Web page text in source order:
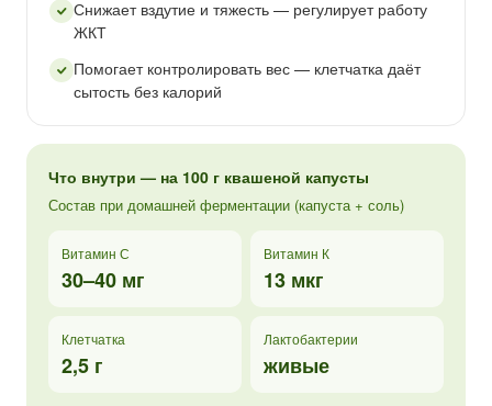
Снижает вздутие и тяжесть — регулирует работу
ЖКТ
Помогает контролировать вес — клетчатка даёт
сытость без калорий
Что внутри — на 100 г квашеной капусты
Состав при домашней ферментации (капуста + соль)
Витамин С
30–40 мг
Витамин К
13 мкг
Клетчатка
2,5 г
Лактобактерии
живые